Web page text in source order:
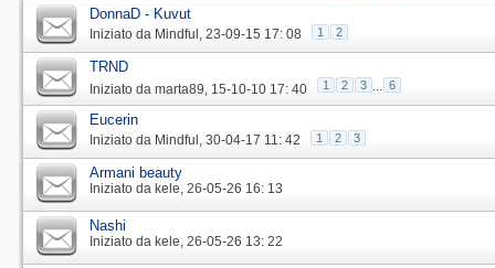
DonnaD - Kuvut
Iniziato da Mindful‎, 23-09-15 17: 08 1 2
TRND
Iniziato da marta89‎, 15-10-10 17: 40 1 2 3 ... 6
Eucerin
Iniziato da Mindful‎, 30-04-17 11: 42 1 2 3
Armani beauty
Iniziato da kele‎, 26-05-26 16: 13
Nashi
Iniziato da kele‎, 26-05-26 13: 22